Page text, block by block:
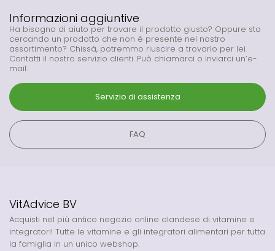
Informazioni aggiuntive
Ha bisogno di aiuto per trovare il prodotto giusto? Oppure sta
cercando un prodotto che non è presente nel nostro
assortimento? Chissà, potremmo riuscire a trovarlo per lei.
Contatti il nostro servizio clienti. Può chiamarci o inviarci un’e-
mail.
Servizio di assistenza
FAQ
VitAdvice BV
Acquisti nel più antico negozio online olandese di vitamine e
integratori! Tutte le vitamine e gli integratori alimentari per tutta
la famiglia in un unico webshop.